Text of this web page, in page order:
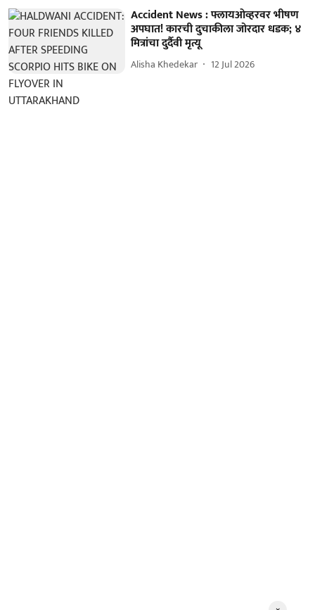
Accident News : फ्लायओव्हरवर भीषण
अपघात! कारची दुचाकीला जोरदार धडक; ४
मित्रांचा दुर्दैवी मृत्यू
Alisha Khedekar 12 Jul 2026